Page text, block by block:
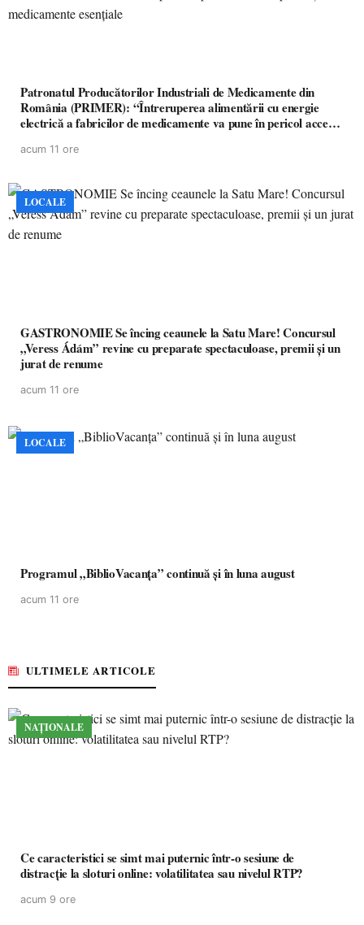
Patronatul Producătorilor Industriali de Medicamente din
România (PRIMER): “Întreruperea alimentării cu energie
electrică a fabricilor de medicamente va pune în pericol accesul
acum 11 ore
LOCALE
GASTRONOMIE Se încing ceaunele la Satu Mare! Concursul
„Veress Ádám” revine cu preparate spectaculoase, premii și un
jurat de renume
acum 11 ore
LOCALE
Programul „BiblioVacanța” continuă și în luna august
acum 11 ore
ULTIMELE ARTICOLE
NAȚIONALE
Ce caracteristici se simt mai puternic într-o sesiune de
distracție la sloturi online: volatilitatea sau nivelul RTP?
acum 9 ore